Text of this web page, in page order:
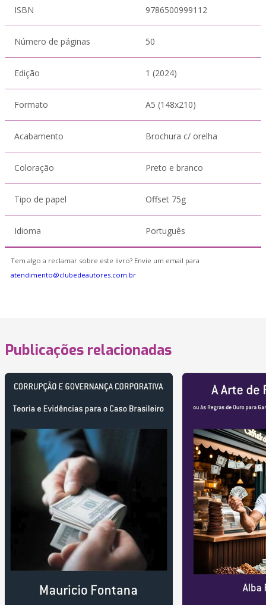
ISBN 9786500999112
Número de páginas 50
Edição 1 (2024)
Formato A5 (148x210)
Acabamento Brochura c/ orelha
Coloração Preto e branco
Tipo de papel Offset 75g
Idioma Português
Tem algo a reclamar sobre este livro? Envie um email para
atendimento@clubedeautores.com.br
Publicações relacionadas